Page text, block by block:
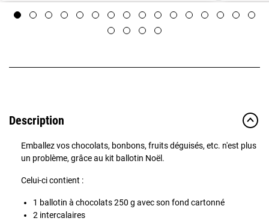
Description
Emballez vos chocolats, bonbons, fruits déguisés, etc. n'est plus
un problème, grâce au kit ballotin Noël.
Celui-ci contient :
1 ballotin à chocolats 250 g avec son fond cartonné
2 intercalaires